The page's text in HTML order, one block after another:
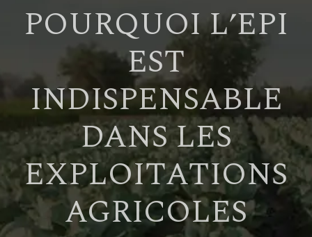
POURQUOI L’EPI
EST
INDISPENSABLE
DANS LES
EXPLOITATIONS
AGRICOLES